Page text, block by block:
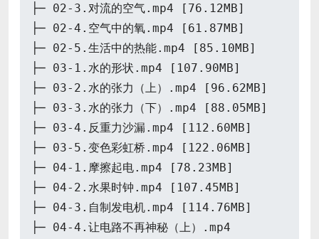
├─ 02-3.对流的空气.mp4 [76.12MB]
├─ 02-4.空气中的氧.mp4 [61.87MB]
├─ 02-5.生活中的热能.mp4 [85.10MB]
├─ 03-1.水的形状.mp4 [107.90MB]
├─ 03-2.水的张力（上）.mp4 [96.62MB]
├─ 03-3.水的张力（下）.mp4 [88.05MB]
├─ 03-4.反重力沙漏.mp4 [112.60MB]
├─ 03-5.变色彩虹桥.mp4 [122.06MB]
├─ 04-1.摩擦起电.mp4 [78.23MB]
├─ 04-2.水果时钟.mp4 [107.45MB]
├─ 04-3.自制发电机.mp4 [114.76MB]
├─ 04-4.让电路不再神秘（上）.mp4